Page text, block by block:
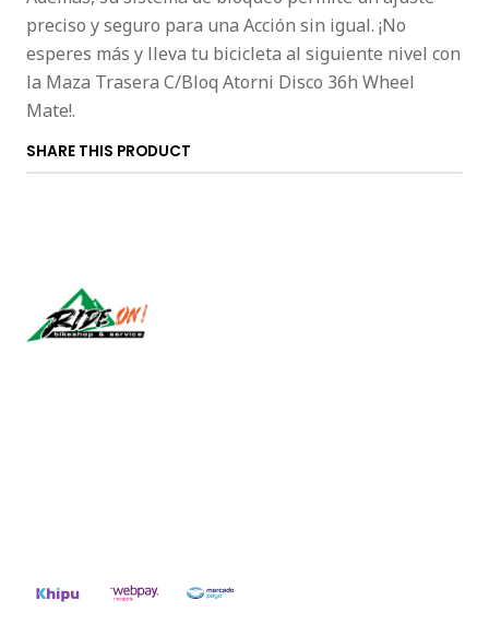
preciso y seguro para una Acción sin igual. ¡No
esperes más y lleva tu bicicleta al siguiente nivel con
la Maza Trasera C/Bloq Atorni Disco 36h Wheel
Mate!.
SHARE THIS PRODUCT